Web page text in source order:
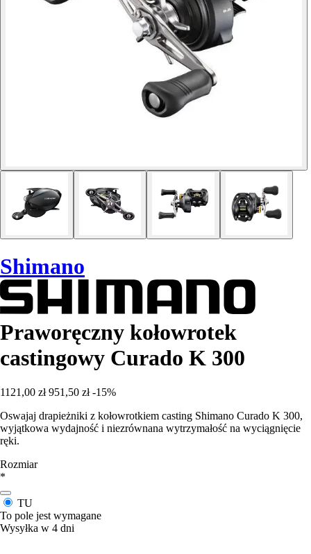
Shimano
Praworęczny kołowrotek
castingowy Curado K 300
1121,00 zł 951,50 zł -15%
Oswajaj drapieżniki z kołowrotkiem casting Shimano Curado K 300,
wyjątkowa wydajność i niezrównana wytrzymałość na wyciągnięcie
ręki.
Rozmiar
*
TU
To pole jest wymagane
Wysyłka w 4 dni